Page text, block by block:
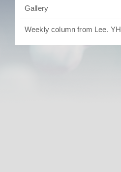
Gallery
Weekly column from Lee. YH